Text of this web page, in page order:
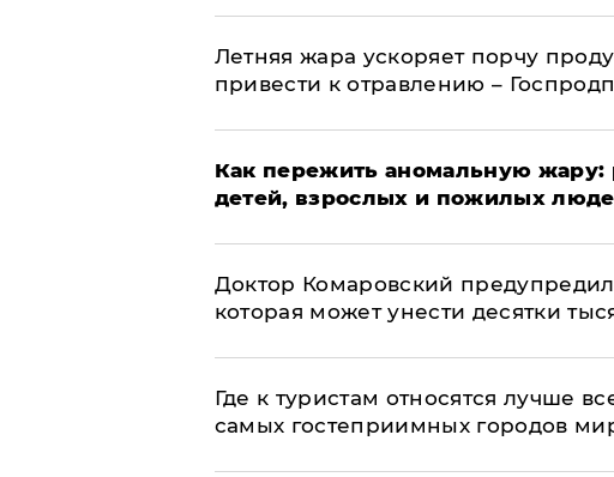
Летняя жара ускоряет порчу
привести к отравлению –
Как пережить аномальную жару:
детей, взрослых и пожилых
Доктор Комаровский
которая может унести десятки
Где к туристам относятся лучше
самых гостеприимных городов